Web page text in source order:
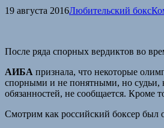
19 августа 2016Любительский бокс
После ряда спорных вердиктов во
АИБА признала, что некоторые
спорными и не понятными, но судьи,
обязанностей, не сообщается. Кроме
Смотрим как российский боксер был